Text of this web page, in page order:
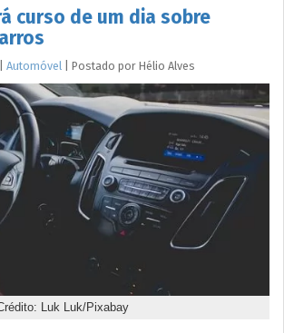
curso de um dia sobre
Automóvel Postado por Hélio Alves
Luk Luk/Pixabay